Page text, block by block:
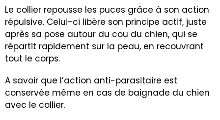
Le collier repousse les puces grâce à son action
répulsive. Celui-ci libère son principe actif, juste
après sa pose autour du cou du chien, qui se
répartit rapidement sur la peau, en recouvrant
tout le corps.
A savoir que l’action anti-parasitaire est
conservée même en cas de baignade du chien
avec le collier.